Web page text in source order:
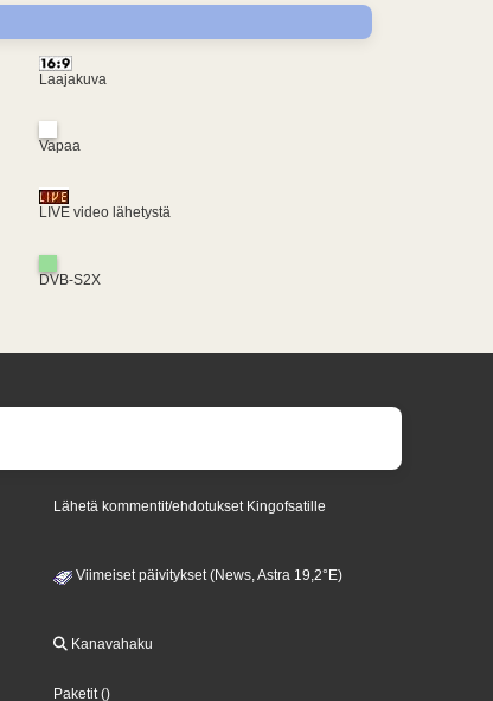
Laajakuva
Vapaa
LIVE video lähetystä
DVB-S2X
Lähetä kommentit/ehdotukset Kingofsatille
Viimeiset päivitykset (News, Astra 19,2°E)
Kanavahaku
Paketit ()